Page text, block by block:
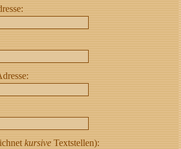
kursive Textstellen):